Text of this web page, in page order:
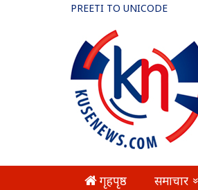
PREETI TO UNICODE
गृहपृष्ठ समाचार